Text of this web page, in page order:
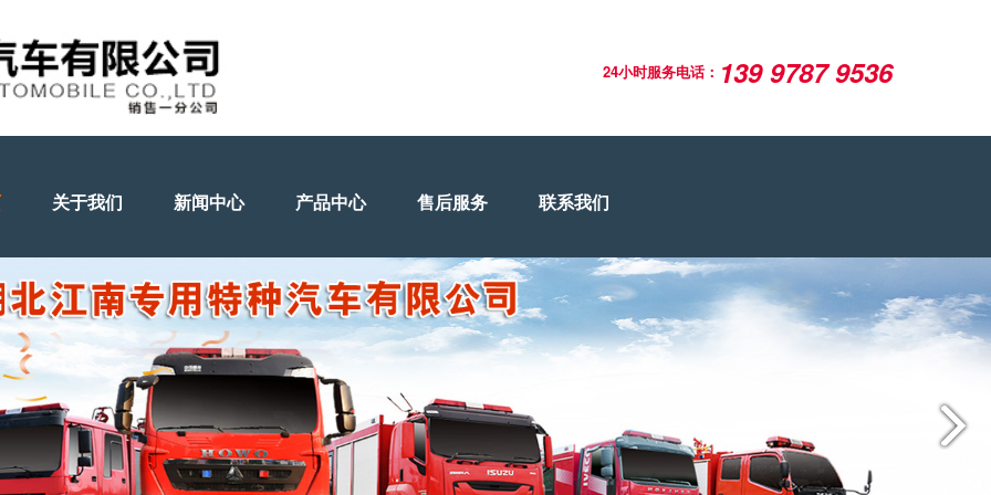
24小时服务电话： 139 9787 9536
关于我们 新闻中心 产品中心 售后服务 联系我们